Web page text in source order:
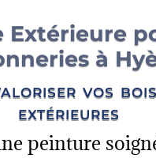
Extérieure
à
vos
extérieures
peinture